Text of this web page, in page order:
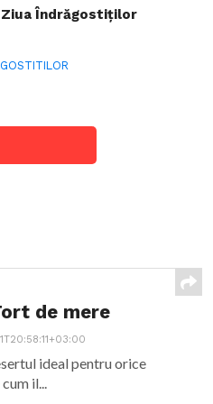
Ziua Îndrăgostiților
de mere
ideal pentru orice
il...